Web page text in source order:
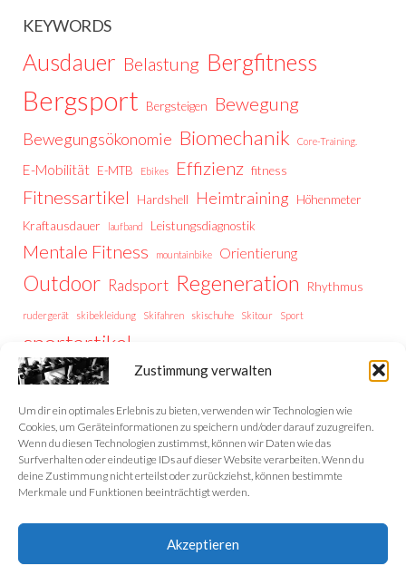
Zustimmung verwalten
Um dir ein optimales Erlebnis zu bieten, verwenden wir Technologien wie
Cookies, um Geräteinformationen zu speichern und/oder darauf zuzugreifen.
Wenn du diesen Technologien zustimmst, können wir Daten wie das
Surfverhalten oder eindeutige IDs auf dieser Website verarbeiten. Wenn du
deine Zustimmung nicht erteilst oder zurückziehst, können bestimmte
Merkmale und Funktionen beeinträchtigt werden.
Akzeptieren
KEYWORDS
Ausdauer Belastung Bergfitness
Bergsport Bergsteigen Bewegung
Bewegungsökonomie Biomechanik Core-Training.
E-Mobilität E-MTB Ebikes Effizienz fitness
Fitnessartikel Hardshell Heimtraining
Höhenmeter
Kraftausdauer
laufband Leistungsdiagnostik
Mentale Fitness mountainbike Orientierung
Outdoor Radsport Regeneration Rhythmus
rudergerät skibekleidung Skifahren skischuhe Skitour Sport
sportartikel
Trainingssteuerung
Trainingstipps Trekking Trekking Vorbereitung
Home
Datenschutzerklärung